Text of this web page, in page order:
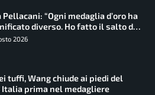
Pellacani: “Ogni medaglia d’oro ha
diverso. Ho fatto il salto di
2026
tuffi, Wang chiude ai piedi del
Italia prima nel medagliere